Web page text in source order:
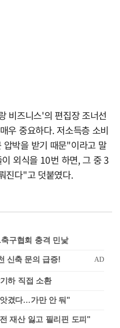
비즈니스'의 편집장 조너선
우 중요하다. 저소득층 소비
압박을 받기 때문"이라고 말
외식을 10번 하면, 그 중 3
진다"고 덧붙였다.
구협회 충격 민낯
하 직접 소환
겼다…가만 안 둬"
재산 잃고 필리핀 도피"